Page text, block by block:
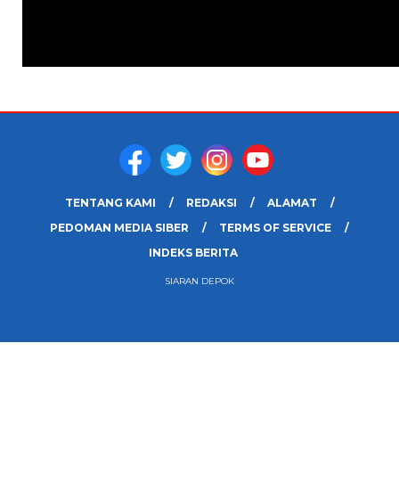
TENTANG KAMI REDAKSI
ALAMAT
PEDOMAN MEDIA SIBER
TERMS OF SERVICE
INDEKS BERITA
SIARAN DEPOK